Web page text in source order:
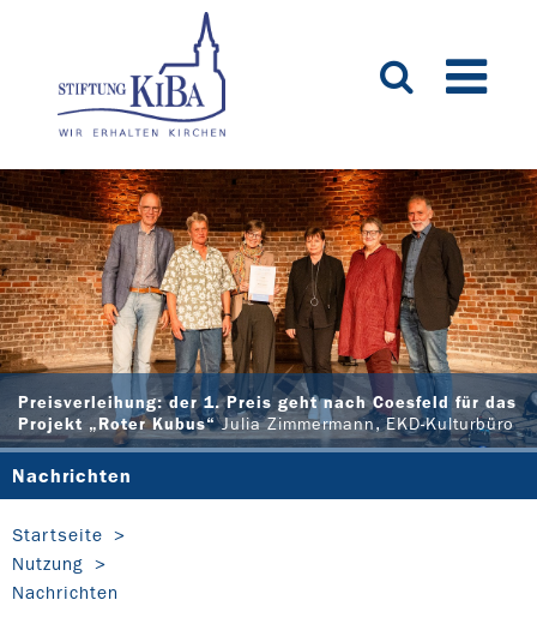
Preisverleihung: der 1. Preis geht nach Coesfeld für das
Projekt „Roter Kubus“Julia Zimmermann, EKD-Kulturbüro
Nachrichten
Startseite
Nutzung
Nachrichten